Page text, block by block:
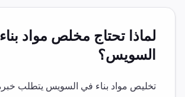
لماذا تحتاج مخلص مواد بناء
السويس؟
تخليص مواد بناء في السويس يتطلب